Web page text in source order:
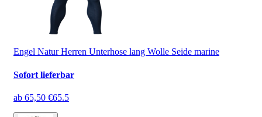
Engel Natur Herren Unterhose lang Wolle Seide marine
Sofort lieferbar
ab 65,50 €65.5